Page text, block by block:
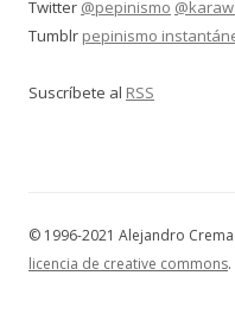
Twitter @pepinismo
Tumblr pepinismo
Suscríbete al RSS
© 1996-2021 Alejandro
licencia de creative commons.